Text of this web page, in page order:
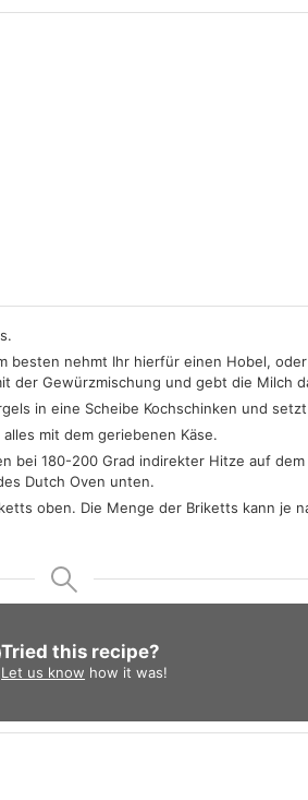
nehmt Ihr hierfür einen Hobel,
der Gewürzmischung und gebt die Milch
in eine Scheibe Kochschinken und
mit dem geriebenen Käse.
bei 180-200 Grad indirekter Hitze auf
Dutch Oven unten.
oben. Die Menge der Briketts kann je
Tried this recipe?
Let us know how it was!